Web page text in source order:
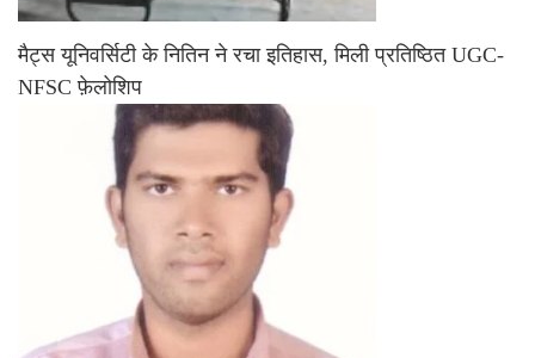
मैट्स यूनिवर्सिटी के नितिन ने रचा इतिहास, मिली प्रतिष्ठित UGC-
NFSC फ़ेलोशिप